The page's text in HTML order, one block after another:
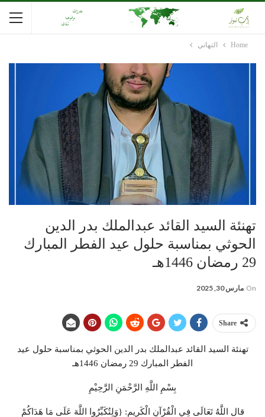
Home التهاني
تهنئة السيد القائد عبدالملك بدر الدين
الحوثي بمناسبة حلول عيد الفطر المبارك
29 رمضان 1446هـ
On مارس 30, 2025
Share
تهنئة السيد القائد عبدالملك بدر الدين الحوثي بمناسبة حلول عيد
الفطر المبارك 29 رمضان 1446هـ
بِسْمِ اللَّهِ الرَّحْمَنِ الرَّحِيْمِ
قال اللَّهُ تَعَالَى فِي الْقُرْآنِ الْكَرِيم: {وَلِتُكَبِّرُوا اللَّهَ عَلَى مَا هَدَاكُمْ